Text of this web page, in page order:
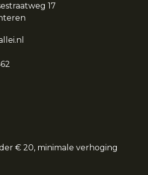
17
€ 20, minimale verhoging